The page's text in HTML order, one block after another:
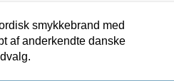
smykkebrand med
af anderkendte danske